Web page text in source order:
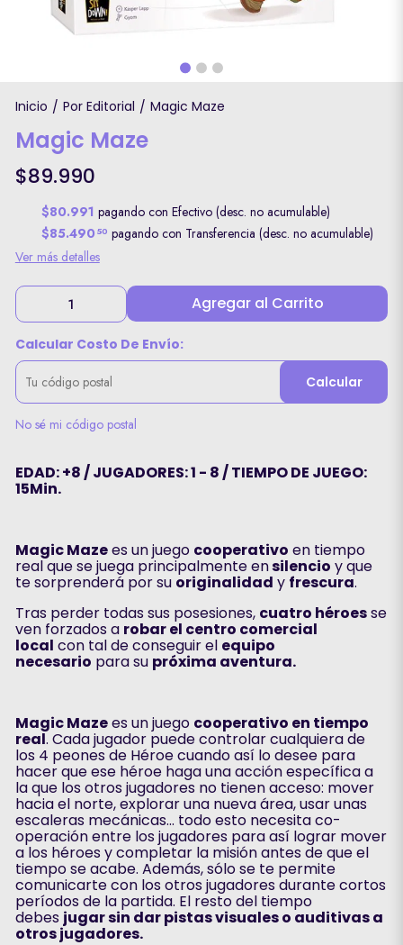
Inicio / Por Editorial / Magic Maze
Magic Maze
$89.990
$80.991 pagando con Efectivo (desc. no acumulable)
$85.490 50 pagando con Transferencia (desc. no acumulable)
Ver más detalles
Agregar al Carrito
Calcular Costo De Envío:
Calcular
No sé mi código postal
EDAD: +8 / JUGADORES: 1 - 8 / TIEMPO DE JUEGO:
15Min.
Magic Mazees un juego cooperativo en tiempo
real que se juega principalmente ensilencio y que
te sorprenderá por su originalidad y frescura.
Tras perder todas sus posesiones, cuatro héroesse
ven forzados a robar el centro comercial
local con tal de conseguir el equipo
necesario para su próxima aventura.
Magic Mazees un juego cooperativo en tiempo
real. Cada jugador puede controlar cualquiera de
los 4 peones de Héroe cuando así lo desee para
hacer que ese héroe haga una acción específica a
la que los otros jugadores no tienen acceso: mover
hacia el norte, explorar una nueva área, usar unas
escaleras mecánicas... todo esto necesita co-
operación entre los jugadores para así lograr mover
a los héroes y completar la misión antes de que el
tiempo se acabe. Además, sólo se te permite
comunicarte con los otros jugadores durante cortos
períodos de la partida. El resto del tiempo
debes jugar sin dar pistas visuales o auditivas a
otros jugadores.